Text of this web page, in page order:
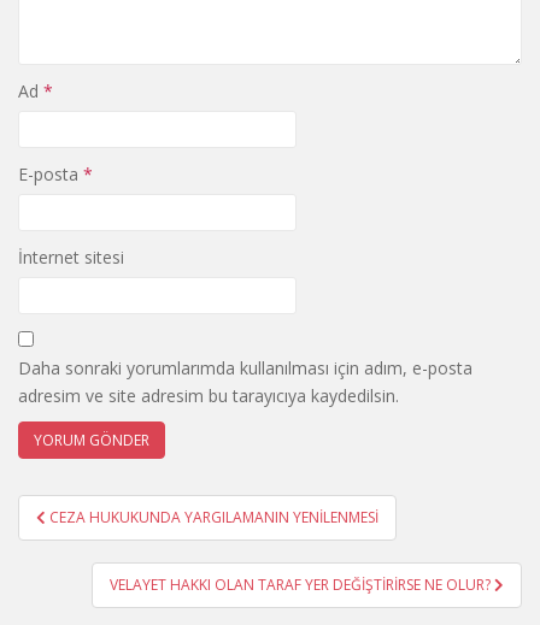
Ad *
E-posta *
İnternet sitesi
Daha sonraki yorumlarımda kullanılması için adım, e-posta
adresim ve site adresim bu tarayıcıya kaydedilsin.
Yazı
gezinmesi
CEZA HUKUKUNDA YARGILAMANIN YENİLENMESİ
VELAYET HAKKI OLAN TARAF YER DEĞİŞTİRİRSE NE OLUR?